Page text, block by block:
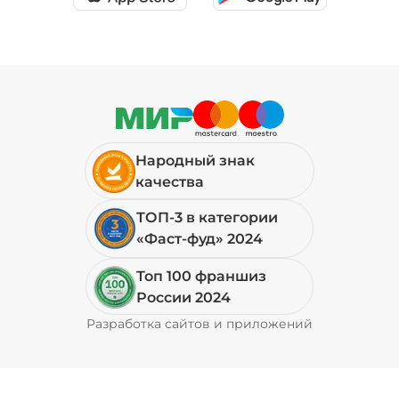
Народный знак
качества
ТОП-3 в категории
«Фаст-фуд» 2024
Топ 100 франшиз
России 2024
Разработка сайтов и приложений
Pyrobyte